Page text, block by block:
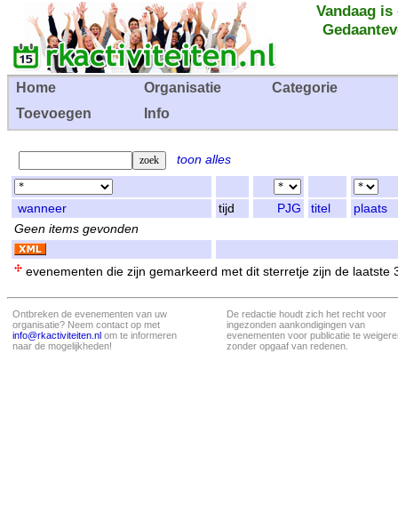
Vandaag
Home Organisatie
Categorie
Toevoegen
Info
toon alles
wanneer tijd PJG titel
plaats
Geen items gevonden
evenementen die zijn gemarkeerd met dit sterretje zijn de laatste
Ontbreken de evenementen van uw
organisatie? Neem contact op met
info@rkactiviteiten.nl om te informeren
naar de mogelijkheden!
De redactie houdt zich het recht voor
ingezonden aankondigingen van
evenementen voor publicatie te
zonder opgaaf van redenen.